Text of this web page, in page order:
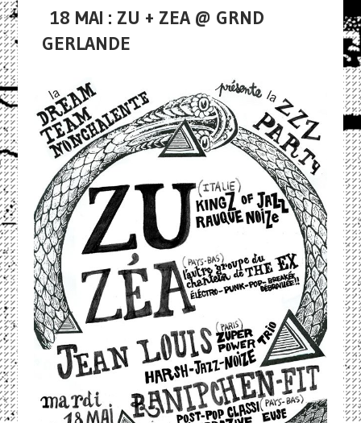
18 MAI : ZU + ZEA @ GRND
GERLANDE